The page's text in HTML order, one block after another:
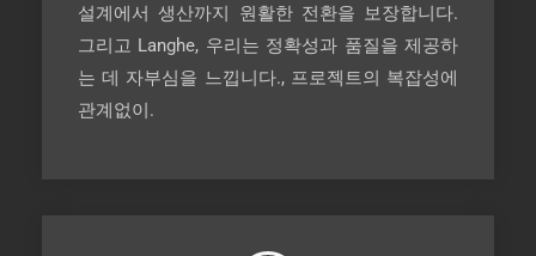
설계에서 생산까지 원활한 전환을 보장합니다.
그리고 Langhe, 우리는 정확성과 품질을 제공하
는 데 자부심을 느낍니다., 프로젝트의 복잡성에
관계없이.